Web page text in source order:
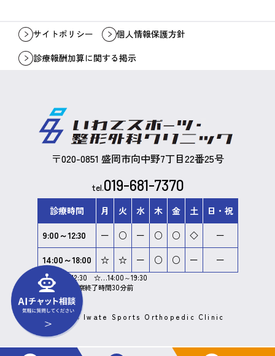
サイトポリシー
個人情報保護方針
診療報酬加算に関する掲示
〒020-0851 盛岡市向中野7丁目22番25号
tel.019-681-7370
診療時間 月 火 水 木 金 土 日 ・ 祝
9:00～12:30
ー ○ ー ○ ○ ◇
ー
14:00～18:00
☆ ☆ ー ○ ○ ー ー
◇…8:30～12:30 ☆…14:00～19:30
受付終了は診察終了時間30分前
©2024 Iwate Sports Orthopedic Clinic